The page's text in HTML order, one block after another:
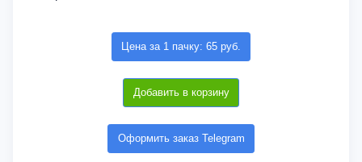
Цена за 1 пачку: 65 руб.
Добавить в корзину
Оформить заказ Telegram